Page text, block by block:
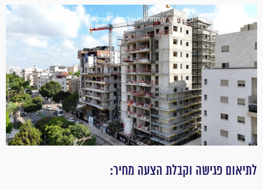
פינוי בינוי והתחדשות עירונית - אפיקים הנדסה
לתיאום פגישה וקבלת הצעה מחיר: